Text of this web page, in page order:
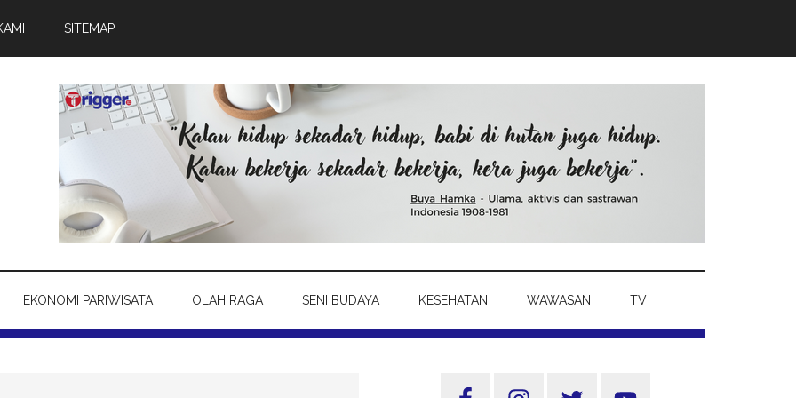
SITEMAP
EKONOMI PARIWISATA OLAH RAGA SENI BUDAYA KESEHATAN WAWASAN TV
Sidebar